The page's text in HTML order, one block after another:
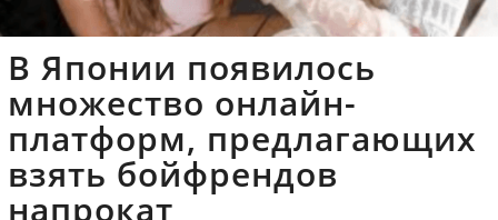
В Японии появилось
множество онлайн-
платформ, предлагающих
взять бойфрендов
напрокат